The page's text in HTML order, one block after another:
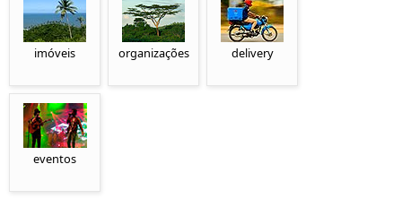
imóveis organizações delivery
eventos